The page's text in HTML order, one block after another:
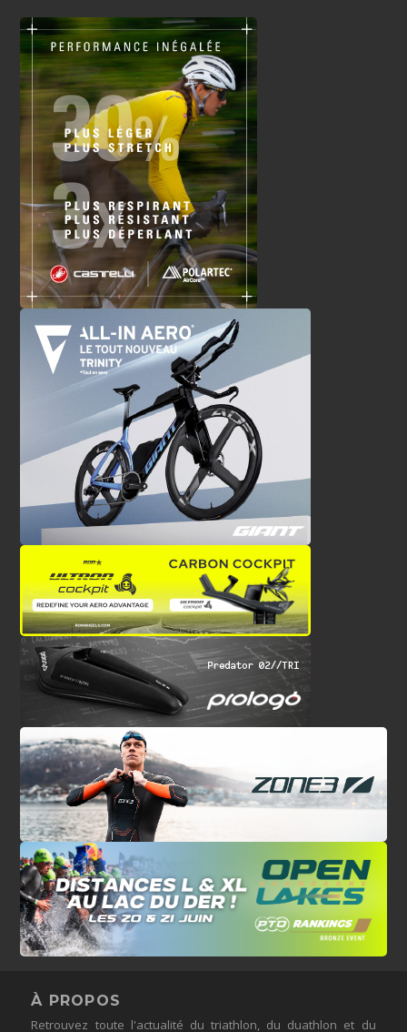
À PROPOS
Retrouvez toute l'actualité du triathlon, du duathlon et du